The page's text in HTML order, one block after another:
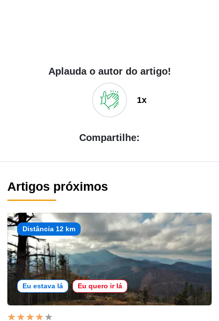
Aplauda o autor do artigo!
1x
Compartilhe:
Artigos próximos
Distância 12 km
Eu estava lá Eu quero ir lá